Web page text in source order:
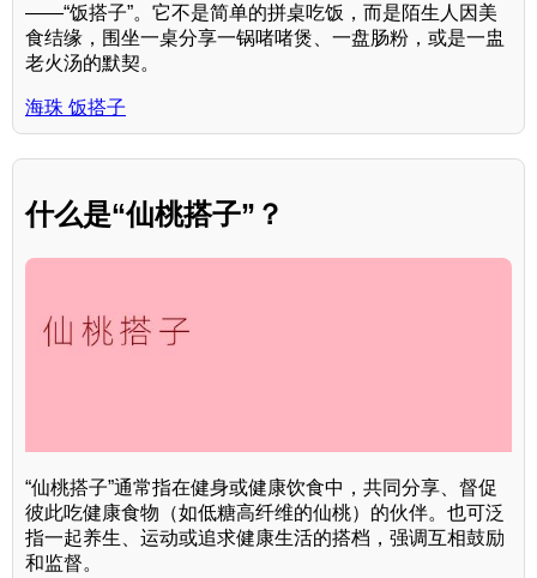
——“饭搭子”。它不是简单的拼桌吃饭，而是陌生人因美
食结缘，围坐一桌分享一锅啫啫煲、一盘肠粉，或是一盅
老火汤的默契。
海珠 饭搭子
什么是“仙桃搭子”？
“仙桃搭子”通常指在健身或健康饮食中，共同分享、督促
彼此吃健康食物（如低糖高纤维的仙桃）的伙伴。也可泛
指一起养生、运动或追求健康生活的搭档，强调互相鼓励
和监督。